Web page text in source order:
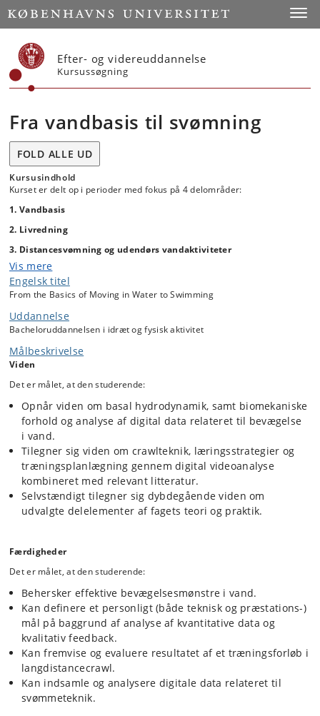
Start
Efter- og videreuddannelse
Kursussøgning
Fra vandbasis til svømning
FOLD ALLE UD
Kursusindhold
Kurset er delt op i perioder med fokus på 4 delområder:
1. Vandbasis
2. Livredning
3. Distancesvømning og udendørs vandaktiviteter
4. Vandprojekt
Teoretisk og praktisk undervisning i fysiske og
biomekaniske principper for bevægelse og ophold i vand.
Udvikling af kropslig kompetence i relation til opdrift og
tyngde, vandret og lodret balance, modstand, fremdrift
og rotation i vand.
Betydning af tryghed for bevægelsesadfærd i vand.
Livredning
Forebyggelse af ulykker.
Kendskab til egne og andres reaktioner ved ophold i
vand.
Svømning under vand, vandtrædning, dykning, bjærgning
og ophaling.
Sikkerhed i og omkring åbent vand.
Der arbejdes med crawlteknik og planlægning af træning. Der vil bl.a.
indgå observationsopgaver og videoanalyse samt analyse af digitale
data relateret til tempo og teknik. Desuden indgår teori og praksis i
forbindelse med åbenvandsvømning.
Vandprojekt
Den studerende udvikler et projekt inden for fagets teoretiske og
praktiske rammer, med vægt på digital registrering og analyse af
Vis mere
Engelsk titel
From the Basics of Moving in Water to Swimming
Uddannelse
Bacheloruddannelsen i idræt og fysisk aktivitet
Målbeskrivelse
Viden
Det er målet, at den studerende:
Opnår viden om basal hydrodynamik, samt biomekaniske
forhold og analyse af digital data relateret til bevægelse
i vand.
Tilegner sig viden om crawlteknik, læringsstrategier og
træningsplanlægning gennem digital videoanalyse
kombineret med relevant litteratur.
Selvstændigt tilegner sig dybdegående viden om
udvalgte delelementer af fagets teori og praktik.
Færdigheder
Det er målet, at den studerende:
Behersker effektive bevægelsesmønstre i vand.
Kan definere et personligt (både teknisk og præstations-)
mål på baggrund af analyse af kvantitative data og
kvalitativ feedback.
Kan fremvise og evaluere resultatet af et træningsforløb i
langdistancecrawl.
Kan indsamle og analysere digitale data relateret til
svømmeteknik.